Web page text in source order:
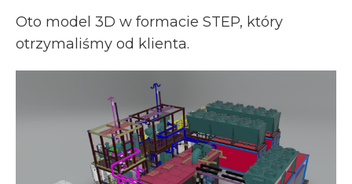
Oto model 3D w formacie STEP, który
otrzymaliśmy od klienta.